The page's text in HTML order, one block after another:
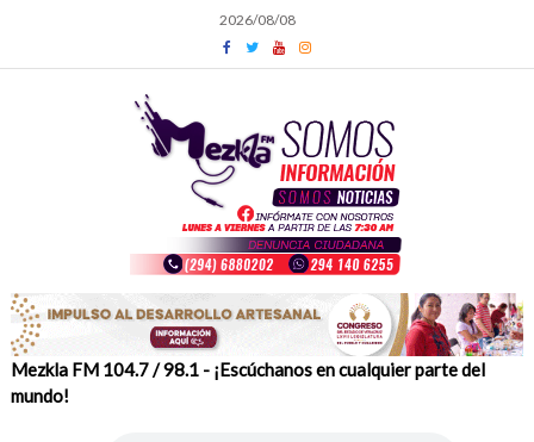
content
2026/08/08
Mezkla FM 104.7 / 98.1 - ¡Escúchanos en cualquier parte del
mundo!